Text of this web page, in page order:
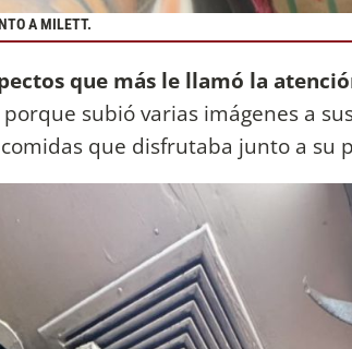
A MILETT.
que más le llamó la
porque subió varias imágenes a
que disfrutaba junto a su